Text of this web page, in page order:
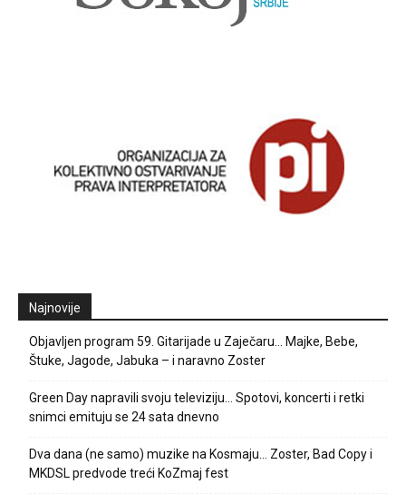
Najnovije
Objavljen program 59. Gitarijade u Zaječaru… Majke, Bebe,
Štuke, Jagode, Jabuka – i naravno Zoster
Green Day napravili svoju televiziju… Spotovi, koncerti i retki
snimci emituju se 24 sata dnevno
Dva dana (ne samo) muzike na Kosmaju… Zoster, Bad Copy i
MKDSL predvode treći KoZmaj fest